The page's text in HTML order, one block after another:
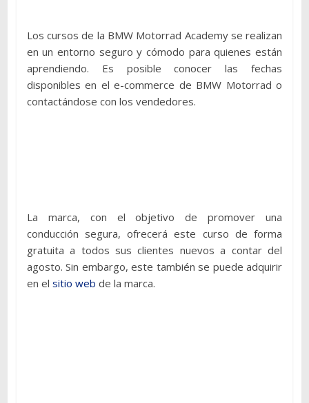
Los cursos de la BMW Motorrad Academy se realizan
en un entorno seguro y cómodo para quienes están
aprendiendo. Es posible conocer las fechas
disponibles en el e-commerce de BMW Motorrad o
contactándose con los vendedores.
La marca, con el objetivo de promover una
conducción segura, ofrecerá este curso de forma
gratuita a todos sus clientes nuevos a contar del
agosto. Sin embargo, este también se puede adquirir
en el sitio web de la marca.